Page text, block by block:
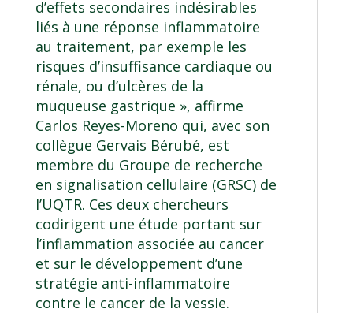
d’effets secondaires indésirables
liés à une réponse inflammatoire
au traitement, par exemple les
risques d’insuffisance cardiaque ou
rénale, ou d’ulcères de la
muqueuse gastrique », affirme
Carlos Reyes-Moreno qui, avec son
collègue Gervais Bérubé, est
membre du Groupe de recherche
en signalisation cellulaire (GRSC) de
l’UQTR. Ces deux chercheurs
codirigent une étude portant sur
l’inflammation associée au cancer
et sur le développement d’une
stratégie anti-inflammatoire
contre le cancer de la vessie.